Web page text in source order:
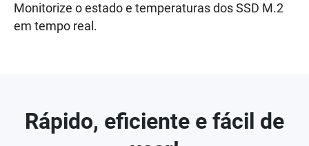
Monitorize o estado e temperaturas dos SSD M.2
em tempo real.
Rápido, eficiente e fácil de